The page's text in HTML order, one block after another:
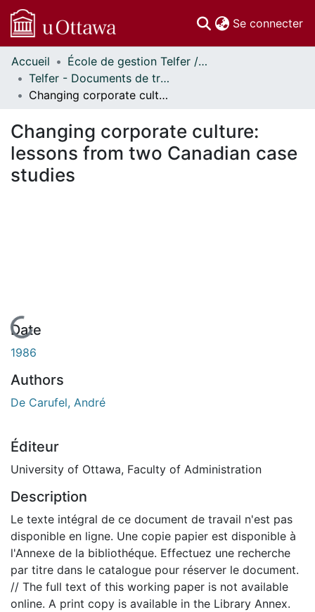
Se connecter
Communautés
et collections
Parcourir
À propos
Accueil
École de gestion Telfer // Telfer School of Management
Telfer - Documents de travail // Telfer - Working Papers
Changing corporate culture: lessons from two Canadian case studies
Changing corporate culture:
lessons from two Canadian case
studies
En cours de chargement...
Date
1986
Authors
De Carufel, André
Éditeur
University of Ottawa, Faculty of Administration
Description
Le texte intégral de ce document de travail n'est pas
disponible en ligne. Une copie papier est disponible à
l'Annexe de la bibliothéque. Effectuez une recherche
par titre dans le catalogue pour réserver le document.
// The full text of this working paper is not available
online. A print copy is available in the Library Annex.